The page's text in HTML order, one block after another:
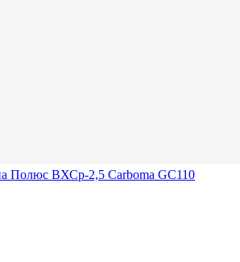
Полюс ВХСр-2,5 Carboma GC110